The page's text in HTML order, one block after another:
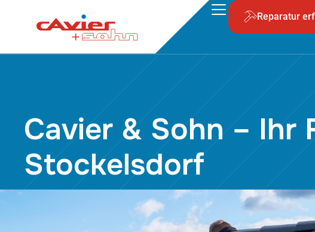
Reparatur
Cavier & Sohn – Ihr
Stockelsdorf